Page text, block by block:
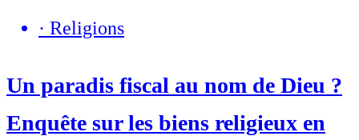
· Religions
Un paradis fiscal au nom de Dieu ?
Enquête sur les biens religieux en